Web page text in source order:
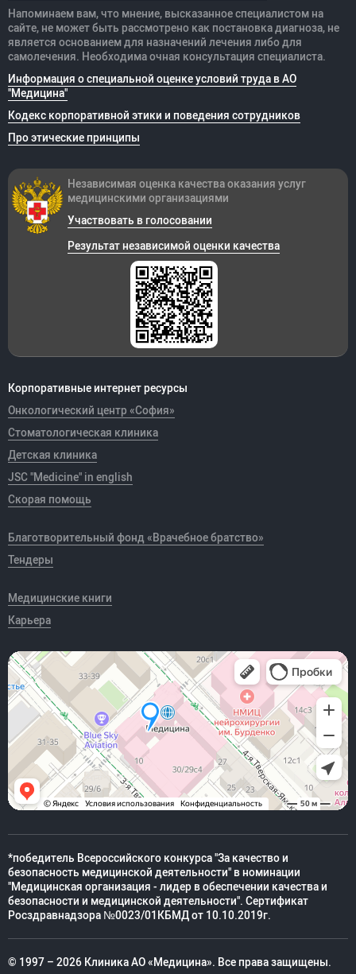
Напоминаем вам, что мнение, высказанное специалистом на
сайте, не может быть рассмотрено как постановка диагноза, не
является основанием для назначений лечения либо для
самолечения. Необходима очная консультация специалиста.
Информация о специальной оценке условий труда в АО
"Медицина"
Кодекс корпоративной этики и поведения сотрудников
Про этические принципы
Корпоративные интернет ресурсы
Онкологический центр «София»
Стоматологическая клиника
Детская клиника
JSC "Medicine" in english
Скорая помощь
Благотворительный фонд «Врачебное братство»
Тендеры
Медицинские книги
Карьера
Независимая оценка качества оказания услуг
медицинскими организациями
Участвовать в голосовании
Результат независимой оценки качества
*победитель Всероссийского конкурса "За качество и
безопасность медицинской деятельности" в номинации
"Медицинская организация - лидер в обеспечении качества и
безопасности и медицинской деятельности". Сертификат
Росздравнадзора №0023/01КБМД от 10.10.2019г.
© 1997 – 2026 Клиника АО «Медицина». Все права защищены.